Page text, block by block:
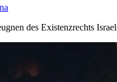
des Existenzrechts